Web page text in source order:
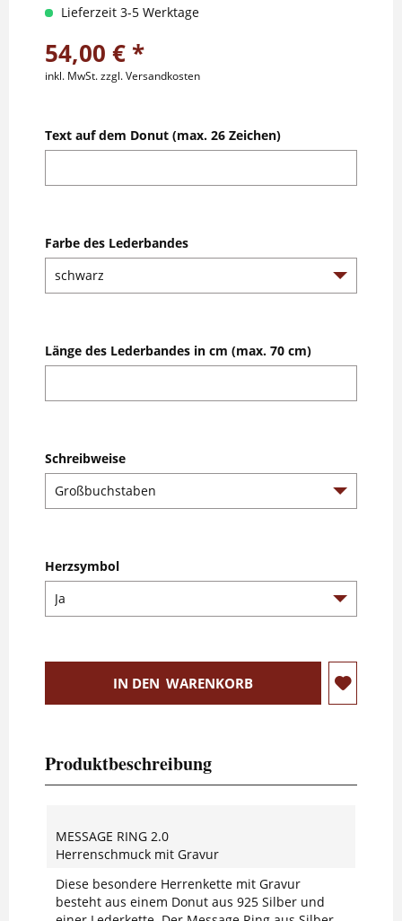
Lieferzeit 3-5 Werktage
54,00 € *
inkl. MwSt.zzgl. Versandkosten
Text auf dem Donut (max. 26 Zeichen)
Farbe des Lederbandes
Länge des Lederbandes in cm (max. 70 cm)
Schreibweise
Herzsymbol
IN DEN WARENKORB
Produktbeschreibung
MESSAGE RING 2.0
Herrenschmuck mit Gravur
Diese besondere Herrenkette mit Gravur
besteht aus einem Donut aus 925 Silber und